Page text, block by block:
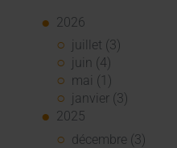
2026
juillet (3)
juin (4)
mai (1)
janvier (3)
2025
décembre (3)